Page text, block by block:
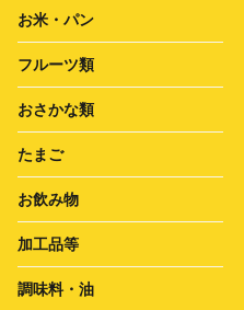
お米・パン
フルーツ類
おさかな類
たまご
お飲み物
加工品等
調味料・油